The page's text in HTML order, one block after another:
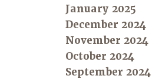
January 2025
December 2024
November 2024
October 2024
September 2024